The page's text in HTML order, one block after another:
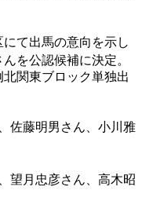
て出馬の意向を示し
を公認候補に決定。
関東ブロック単独出
佐藤明男さん、小川雅
望月忠彦さん、高木昭